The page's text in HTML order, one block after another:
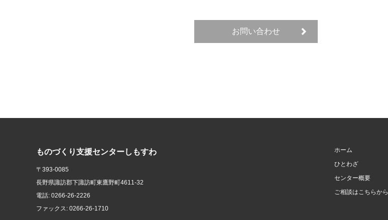
お問い合わせ
ものづくり支援センターしもすわ
〒393-0085
長野県諏訪郡下諏訪町東鷹野町4611-32
電話: 0266-26-2226
ファックス: 0266-26-1710
ホーム
ひとわざ
センター概要
ご相談はこちらから